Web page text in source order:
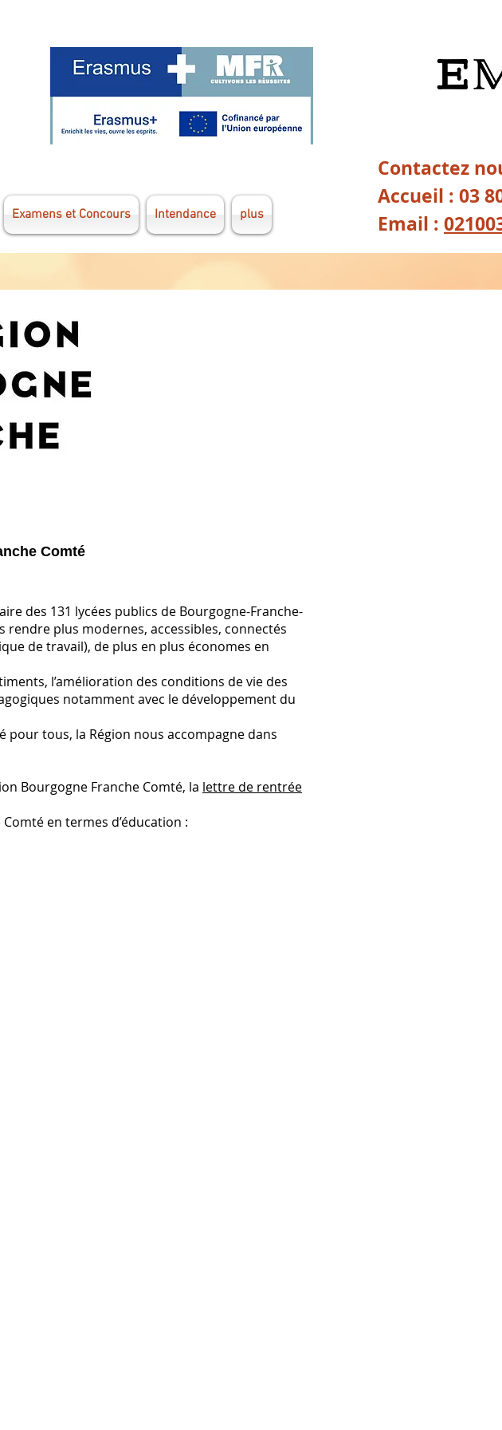
Examens et Concours Intendance plus
Contactez
Accueil : 03
Email :
Comté
des 131 lycées publics de Bourgogne-Franche-
rendre plus modernes, accessibles, connectés
de travail), de plus en plus économes en
l’amélioration des conditions de vie des
notamment avec le développement du
tous, la Région nous accompagne dans
Bourgogne Franche Comté, la lettre de rentrée
en termes d’éducation :